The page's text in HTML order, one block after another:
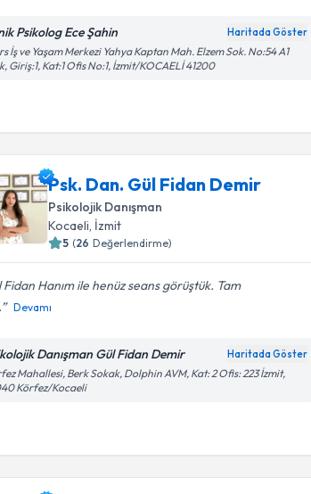
Psikolog Ece Şahin Haritada Göster
İş ve Yaşam Merkezi Yahya Kaptan Mah. Elzem Sok. No:54 A1
Giriş:1, Kat:1 Ofis No:1, İzmit/KOCAELİ 41200
Psk. Dan. Gül Fidan Demir
Psikolojik Danışman
Kocaeli, İzmit
5 (26 Değerlendirme)
Fidan Hanım ile henüz seans görüştük. Tam
Devamı
Danışman Gül Fidan Demir Haritada Göster
Mahallesi, Berk Sokak, Dolphin AVM, Kat: 2 Ofis: 223 İzmit,
Körfez/Kocaeli